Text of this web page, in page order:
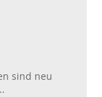
sind neu